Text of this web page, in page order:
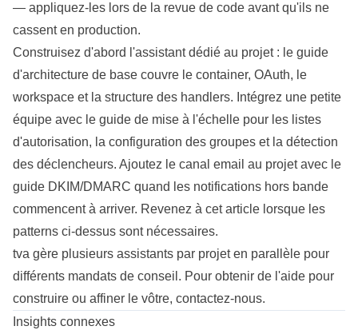
— appliquez-les lors de la revue de code avant qu'ils ne
cassent en production.
Construisez d'abord l'assistant dédié au projet : le guide
d'architecture de base couvre le container, OAuth, le
workspace et la structure des handlers. Intégrez une petite
équipe avec le guide de mise à l'échelle pour les listes
d'autorisation, la configuration des groupes et la détection
des déclencheurs. Ajoutez le canal email au projet avec le
guide DKIM/DMARC quand les notifications hors bande
commencent à arriver. Revenez à cet article lorsque les
patterns ci-dessus sont nécessaires.
tva gère plusieurs assistants par projet en parallèle pour
différents mandats de conseil. Pour obtenir de l'aide pour
construire ou affiner le vôtre, contactez-nous.
Insights connexes